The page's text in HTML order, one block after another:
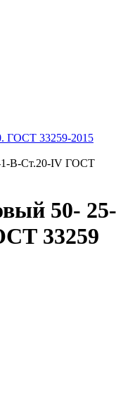
ГОСТ 33259-2015
1-В-Ст.20-IV ГОСТ
50- 25-
33259